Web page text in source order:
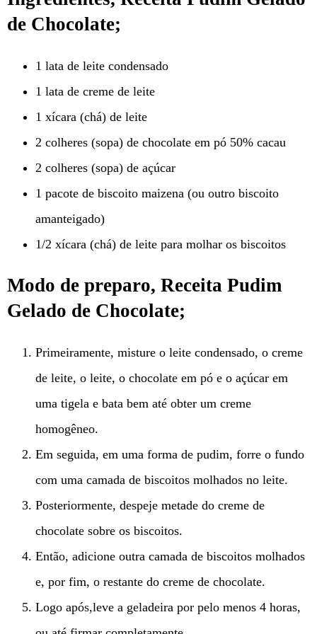
de Chocolate;
1 lata de leite condensado
1 lata de creme de leite
1 xícara (chá) de leite
2 colheres (sopa) de chocolate em pó 50% cacau
2 colheres (sopa) de açúcar
1 pacote de biscoito maizena (ou outro biscoito
amanteigado)
1/2 xícara (chá) de leite para molhar os biscoitos
Modo de preparo, Receita Pudim
Gelado de Chocolate;
Primeiramente, misture o leite condensado, o creme
de leite, o leite, o chocolate em pó e o açúcar em
uma tigela e bata bem até obter um creme
homogêneo.
Em seguida, em uma forma de pudim, forre o fundo
com uma camada de biscoitos molhados no leite.
Posteriormente, despeje metade do creme de
chocolate sobre os biscoitos.
Então, adicione outra camada de biscoitos molhados
e, por fim, o restante do creme de chocolate.
Logo após,leve a geladeira por pelo menos 4 horas,